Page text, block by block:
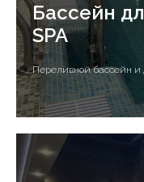
Бассейн
SPA
Переливной бассейн и